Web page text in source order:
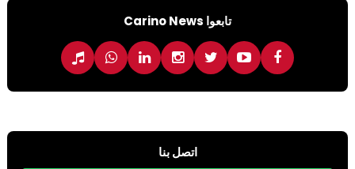
تابعوا Carino News
اتصل بنا